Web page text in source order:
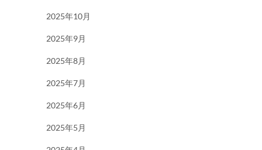
2025年10月
2025年9月
2025年8月
2025年7月
2025年6月
2025年5月